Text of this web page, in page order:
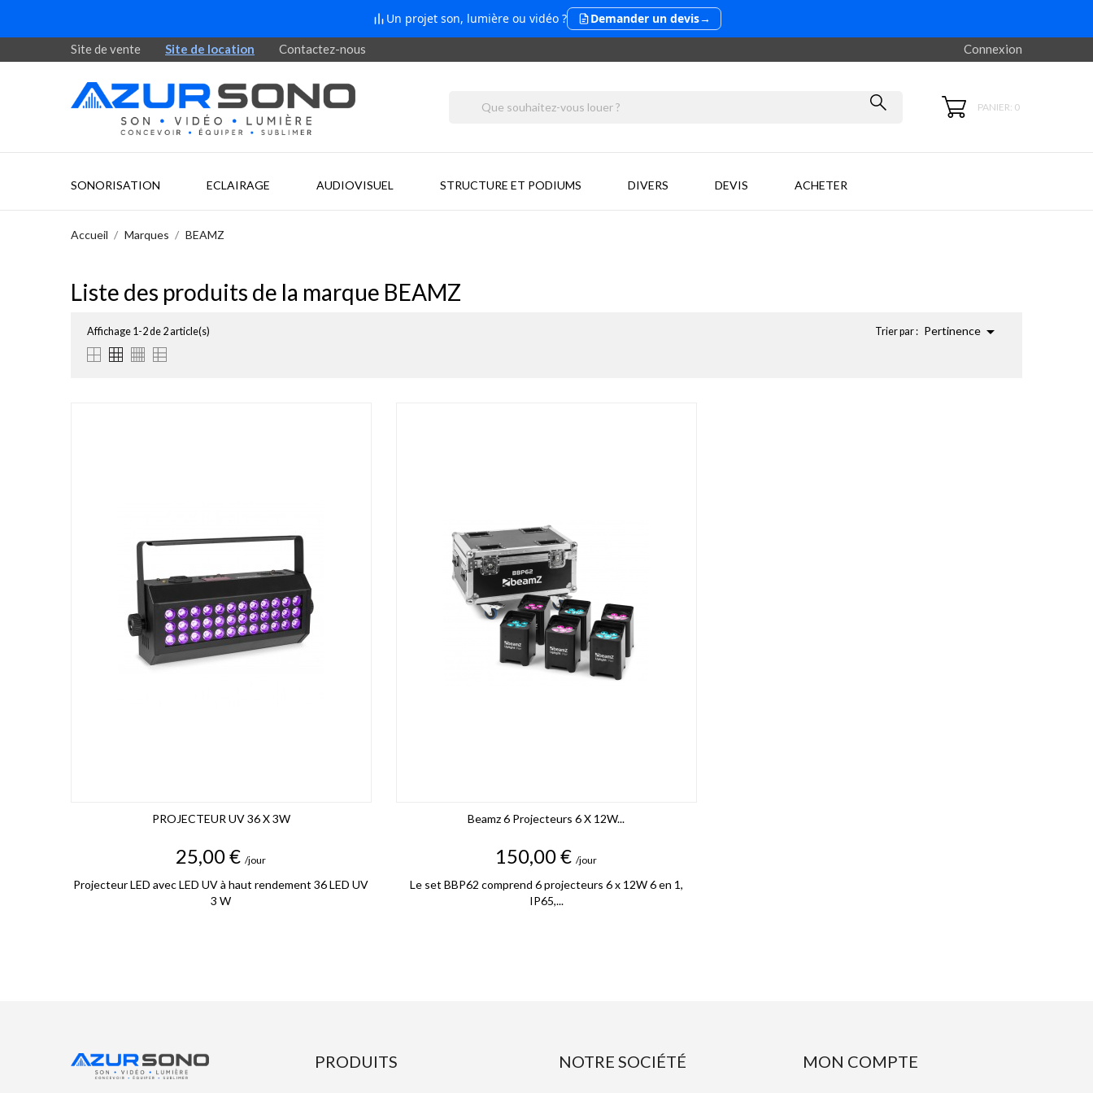
Un projet son, lumière ou vidéo ? Demander un devis→
Site de vente Site de location Contactez-nous Connexion
PANIER: 0
SONORISATION ECLAIRAGE AUDIOVISUEL STRUCTURE ET PODIUMS DIVERS DEVIS ACHETER
Accueil Marques BEAMZ
Liste des produits de la marque BEAMZ
Affichage 1-2 de 2 article(s) Trier par : Pertinence 
PROJECTEUR UV 36 X 3W
Prix
25,00 € /jour
Projecteur LED avec LED UV à haut rendement 36 LED UV
3 W
Beamz 6 Projecteurs 6 X 12W...
Prix
150,00 € /jour
Le set BBP62 comprend 6 projecteurs 6 x 12W 6 en 1,
IP65,...
PRODUITS NOTRE SOCIÉTÉ MON COMPTE